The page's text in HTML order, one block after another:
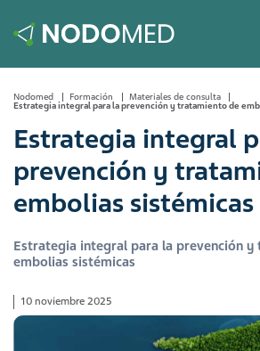
Nodomed Formación Materiales de consulta
Estrategia integral para la prevención y tratamiento de
Estrategia integral
prevención y
embolias sistémicas
Estrategia integral para la prevención
embolias sistémicas
10 noviembre 2025